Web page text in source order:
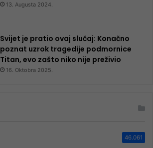
13. Augusta 2024.
Svijet je pratio ovaj slučaj: Konačno
poznat uzrok tragedije podmornice
Titan, evo zašto niko nije preživio
16. Oktobra 2025.
46.061